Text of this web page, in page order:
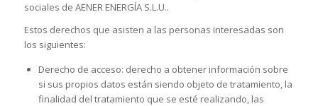
sociales de AENER ENERGÍA S.L.U..
Estos derechos que asisten a las personas interesadas son
los siguientes:
Derecho de acceso: derecho a obtener información sobre
si sus propios datos están siendo objeto de tratamiento, la
finalidad del tratamiento que se esté realizando, las